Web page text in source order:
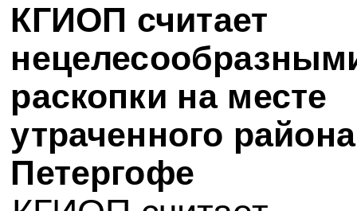
КГИОП считает
раскопки на месте
утраченного
Петергофе